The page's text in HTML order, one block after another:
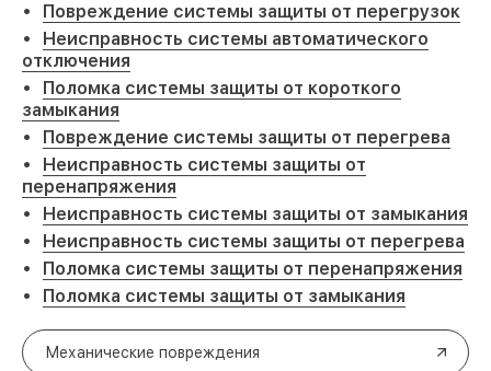
Повреждение системы защиты от перегрузок
Неисправность системы автоматического
отключения
Поломка системы защиты от короткого
замыкания
Повреждение системы защиты от перегрева
Неисправность системы защиты от
перенапряжения
Неисправность системы защиты от замыкания
Неисправность системы защиты от перегрева
Поломка системы защиты от перенапряжения
Поломка системы защиты от замыкания
Механические повреждения